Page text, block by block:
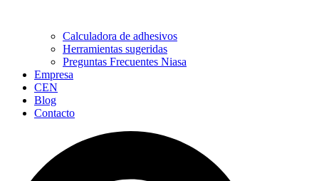
Calculadora de adhesivos
Herramientas sugeridas
Preguntas Frecuentes Niasa
Empresa
CEN
Blog
Contacto